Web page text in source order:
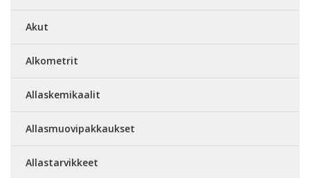
Akut
Alkometrit
Allaskemikaalit
Allasmuovipakkaukset
Allastarvikkeet